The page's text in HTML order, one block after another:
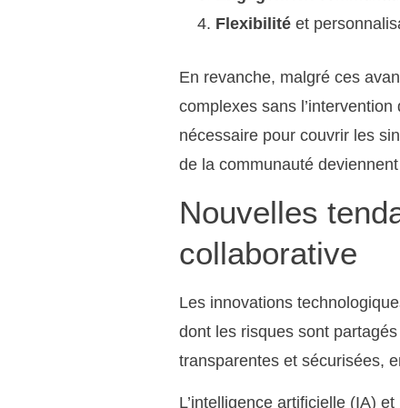
Flexibilité et
En revanche, malgré ces
complexes sans
nécessaire pour couvrir les
de la communauté
Nouvelles
collaborative
Les innovations
dont les risques sont
transparentes et sécurisées,
L’intelligence artificielle (IA)